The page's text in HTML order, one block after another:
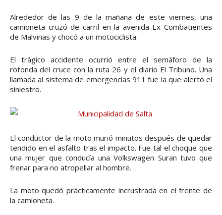
Alrededor de las 9 de la mañana de este viernes, una
camioneta cruzó de carril en la avenida Ex Combatientes
de Malvinas y chocó a un motociclista.
El trágico accidente ocurrió entre el semáforo de la
rotonda del cruce con la ruta 26 y el diario El Tribuno. Una
llamada al sistema de emergencias 911 fue la que alertó el
siniestro.
El conductor de la moto murió minutos después de quedar
tendido en el asfalto tras el impacto. Fue tal el choque que
una mujer que conducía una Volkswagen Suran tuvo que
frenar para no atropellar al hombre.
La moto quedó prácticamente incrustrada en el frente de
la camioneta.